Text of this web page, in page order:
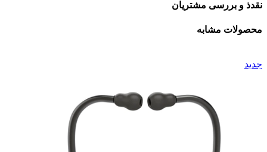
نقدذ و بررسی مشتریان
محصولات مشابه
جدید